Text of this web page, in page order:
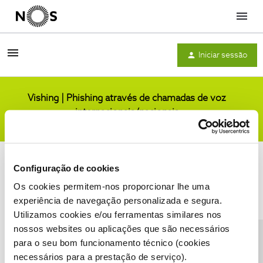
Configuração de cookies
Os cookies permitem-nos proporcionar lhe uma
experiência de navegação personalizada e segura.
Utilizamos cookies e/ou ferramentas similares nos
nossos websites ou aplicações que são necessários
para o seu bom funcionamento técnico (cookies
necessários para a prestação de serviço).
Menu
Iniciar sessão
Vishing | Phishing através de chamadas de voz
internacionais/nacionais
Condições do Fórum NOS Accessibility statement